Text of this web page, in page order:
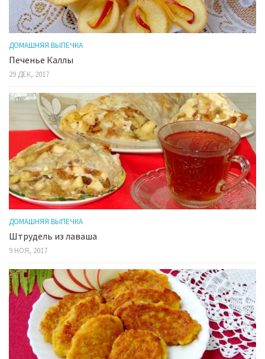
ДОМАШНЯЯ ВЫПЕЧКА
Печенье Каллы
29 ДЕК, 2017
ДОМАШНЯЯ ВЫПЕЧКА
Штрудель из лаваша
9 НОЯ, 2017